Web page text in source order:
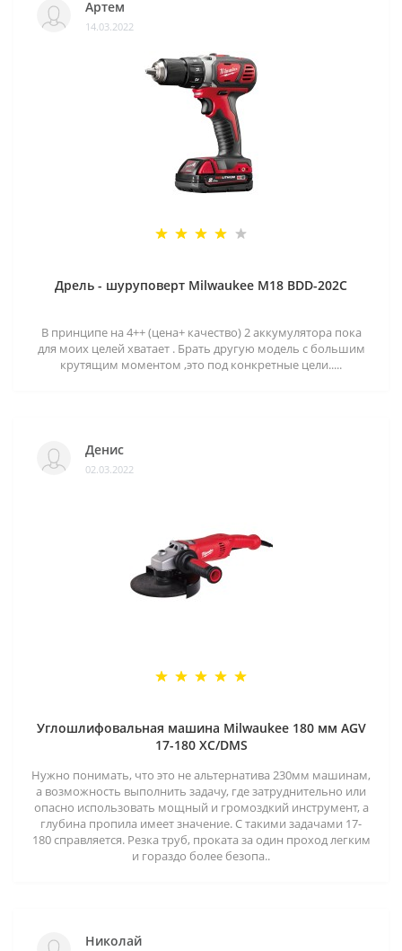
Артем
14.03.2022
Дрель - шуруповерт Milwaukee M18 BDD-202C
В принципе на 4++ (цена+ качество) 2 аккумулятора пока
для моих целей хватает . Брать другую модель с большим
крутящим моментом ,это под конкретные цели.....
Денис
02.03.2022
Углошлифовальная машина Milwaukee 180 мм AGV
17-180 XC/DMS
Нужно понимать, что это не альтернатива 230мм машинам,
а возможность выполнить задачу, где затруднительно или
опасно использовать мощный и громоздкий инструмент, а
глубина пропила имеет значение. С такими задачами 17-
180 справляется. Резка труб, проката за один проход легким
и гораздо более безопа..
Николай